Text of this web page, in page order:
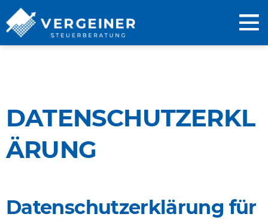
DATENSCHUTZERKL
ÄRUNG
Datenschutzerklärung für